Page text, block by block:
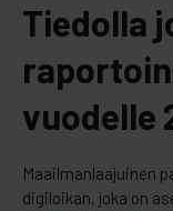
Tiedolla
vuodelle
Maailmanlaajuinen
digiloikan, joka on